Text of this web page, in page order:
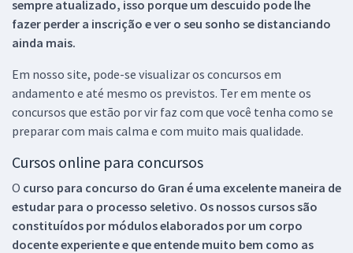
sempre atualizado, isso porque um descuido pode lhe
fazer perder a inscrição e ver o seu sonho se distanciando
ainda mais.
Em nosso site, pode-se visualizar os concursos em
andamento e até mesmo os previstos. Ter em mente os
concursos que estão por vir faz com que você tenha como se
preparar com mais calma e com muito mais qualidade.
Cursos online para concursos
O curso para concurso do Gran é uma excelente maneira de
estudar para o processo seletivo. Os nossos cursos são
constituídos por módulos elaborados por um corpo
docente experiente e que entende muito bem como as